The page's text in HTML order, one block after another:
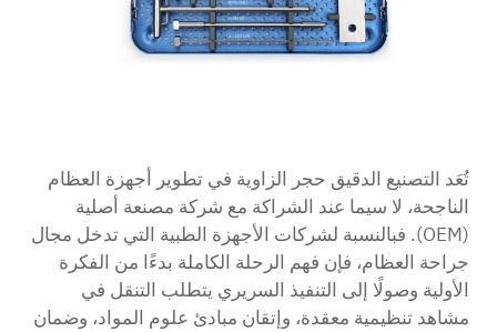
تُعَد التصنيع الدقيق حجر الزاوية في تطوير أجهزة العظام
الناجحة، لا سيما عند الشراكة مع شركة مصنعة أصلية
(OEM). فبالنسبة لشركات الأجهزة الطبية التي تدخل مجال
جراحة العظام، فإن فهم الرحلة الكاملة بدءًا من الفكرة
الأولية وصولًا إلى التنفيذ السريري يتطلب التنقل في
مشاهد تنظيمية معقدة، وإتقان مبادئ علوم المواد، وضمان